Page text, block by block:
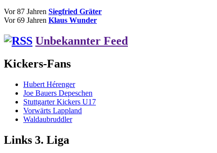
Vor 87 Jahren Siegfried Gräter
Vor 69 Jahren Klaus Wunder
Unbekannter Feed
Kickers-Fans
Hubert Hérenger
Joe Bauers Depeschen
Stuttgarter Kickers U17
Vorwärts Lappland
Waldaubruddler
Links 3. Liga